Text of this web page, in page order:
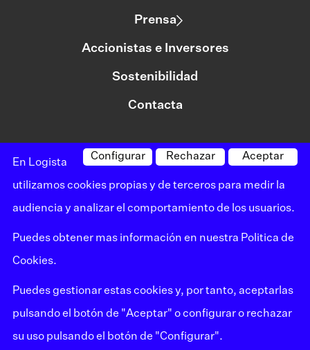
Prensa
Accionistas e Inversores
Sostenibilidad
Contacta
©logista Todos los derechos reservados
Aviso legal
Política de privacidad
Política de cookies
Aceptar
Rechazar
Configurar
En Logista
utilizamos cookies propias y de terceros para medir la
audiencia y analizar el comportamiento de los usuarios.
Puedes obtener mas información en nuestra Politica de
Cookies.
Puedes gestionar estas cookies y, por tanto, aceptarlas
pulsando el botón de "Aceptar" o configurar o rechazar
su uso pulsando el botón de "Configurar".